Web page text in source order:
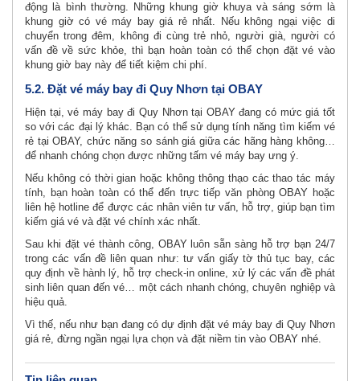
động là bình thường. Những khung giờ khuya và sáng sớm là
khung giờ có vé máy bay giá rẻ nhất. Nếu không ngại việc di
chuyển trong đêm, không đi cùng trẻ nhỏ, người già, người có
vấn đề về sức khỏe, thì bạn hoàn toàn có thể chọn đặt vé vào
khung giờ bay này để tiết kiệm chi phí.
5.2. Đặt vé máy bay đi Quy Nhơn tại OBAY
Hiện tại, vé máy bay đi Quy Nhơn tại OBAY đang có mức giá tốt
so với các đại lý khác. Bạn có thể sử dụng tính năng tìm kiếm vé
rẻ tại OBAY, chức năng so sánh giá giữa các hãng hàng không…
để nhanh chóng chọn được những tấm vé máy bay ưng ý.
Nếu không có thời gian hoặc không thông thạo các thao tác máy
tính, bạn hoàn toàn có thể đến trực tiếp văn phòng OBAY hoặc
liên hệ hotline để được các nhân viên tư vấn, hỗ trợ, giúp bạn tìm
kiếm giá vé và đặt vé chính xác nhất.
Sau khi đặt vé thành công, OBAY luôn sẵn sàng hỗ trợ bạn 24/7
trong các vấn đề liên quan như: tư vấn giấy tờ thủ tục bay, các
quy định về hành lý, hỗ trợ check-in online, xử lý các vấn đề phát
sinh liên quan đến vé… một cách nhanh chóng, chuyên nghiệp và
hiệu quả.
Vì thế, nếu như bạn đang có dự định đặt vé máy bay đi Quy Nhơn
giá rẻ, đừng ngần ngại lựa chọn và đặt niềm tin vào OBAY nhé.